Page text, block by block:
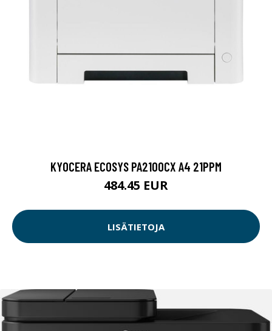
KYOCERA ECOSYS PA2100CX A4 21PPM
484.45 EUR
LISÄTIETOJA